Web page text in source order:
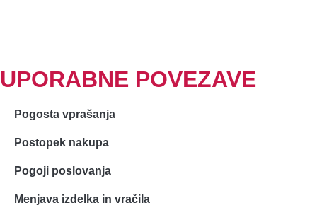
UPORABNE POVEZAVE
Pogosta vprašanja
Postopek nakupa
Pogoji poslovanja
Menjava izdelka in vračila